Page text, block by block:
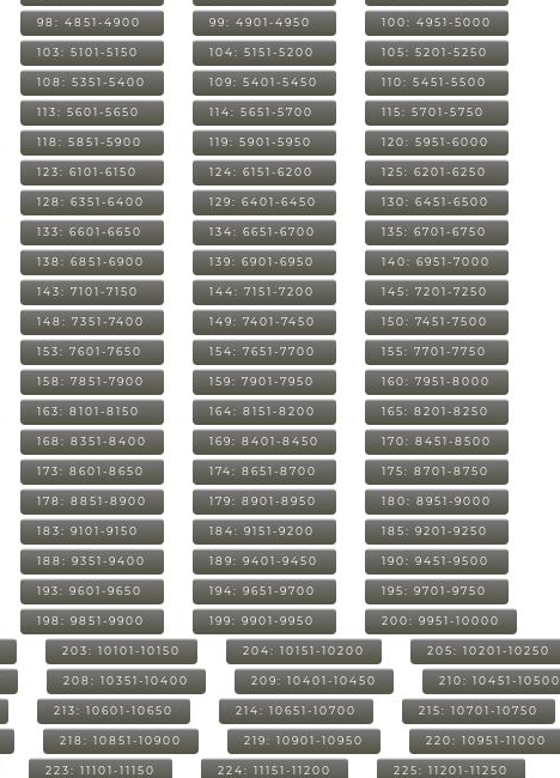
98: 4851-4900 99: 4901-4950 100: 4951-5000
103: 5101-5150 104: 5151-5200 105: 5201-5250
108: 5351-5400 109: 5401-5450 110: 5451-5500
113: 5601-5650 114: 5651-5700 115: 5701-5750
118: 5851-5900 119: 5901-5950 120: 5951-6000
123: 6101-6150 124: 6151-6200 125: 6201-6250
128: 6351-6400 129: 6401-6450 130: 6451-6500
133: 6601-6650 134: 6651-6700 135: 6701-6750
138: 6851-6900 139: 6901-6950 140: 6951-7000
143: 7101-7150 144: 7151-7200 145: 7201-7250
148: 7351-7400 149: 7401-7450 150: 7451-7500
153: 7601-7650 154: 7651-7700 155: 7701-7750
158: 7851-7900 159: 7901-7950 160: 7951-8000
163: 8101-8150 164: 8151-8200 165: 8201-8250
168: 8351-8400 169: 8401-8450 170: 8451-8500
173: 8601-8650 174: 8651-8700 175: 8701-8750
178: 8851-8900 179: 8901-8950 180: 8951-9000
183: 9101-9150 184: 9151-9200 185: 9201-9250
188: 9351-9400 189: 9401-9450 190: 9451-9500
193: 9601-9650 194: 9651-9700 195: 9701-9750
198: 9851-9900 199: 9901-9950 200: 9951-10000
203: 10101-10150 204: 10151-10200 205: 10201-10250
208: 10351-10400 209: 10401-10450 210: 10451-10500
213: 10601-10650 214: 10651-10700 215: 10701-10750
218: 10851-10900 219: 10901-10950 220: 10951-11000
223: 11101-11150 224: 11151-11200 225: 11201-11250